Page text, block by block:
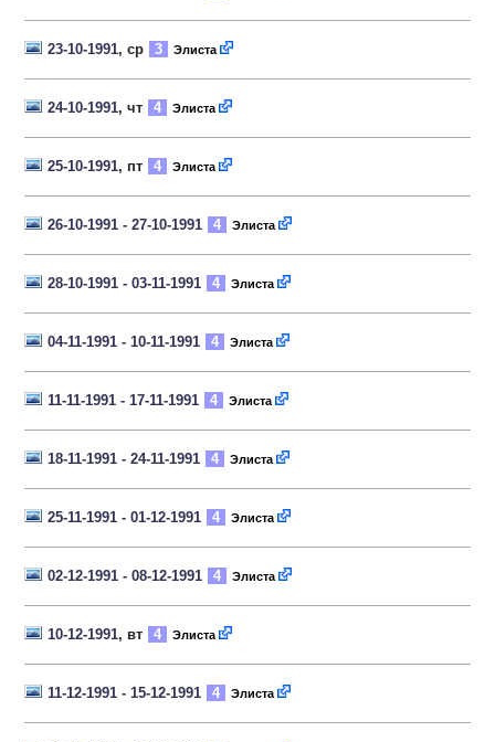
23-10-1991, ср 3 Элиста
24-10-1991, чт 4 Элиста
25-10-1991, пт 4 Элиста
26-10-1991 - 27-10-1991 4 Элиста
28-10-1991 - 03-11-1991 4 Элиста
04-11-1991 - 10-11-1991 4 Элиста
11-11-1991 - 17-11-1991 4 Элиста
18-11-1991 - 24-11-1991 4 Элиста
25-11-1991 - 01-12-1991 4 Элиста
02-12-1991 - 08-12-1991 4 Элиста
10-12-1991, вт 4 Элиста
11-12-1991 - 15-12-1991 4 Элиста